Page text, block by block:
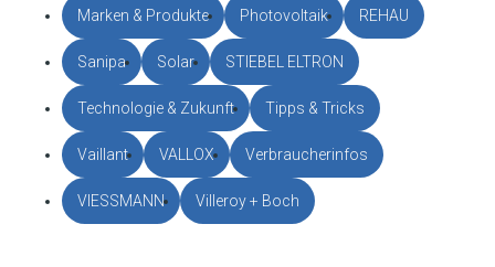
Marken & Produkte Photovoltaik REHAU
Sanipa Solar STIEBEL ELTRON
Technologie & Zukunft Tipps & Tricks
Vaillant VALLOX Verbraucherinfos
VIESSMANN Villeroy + Boch